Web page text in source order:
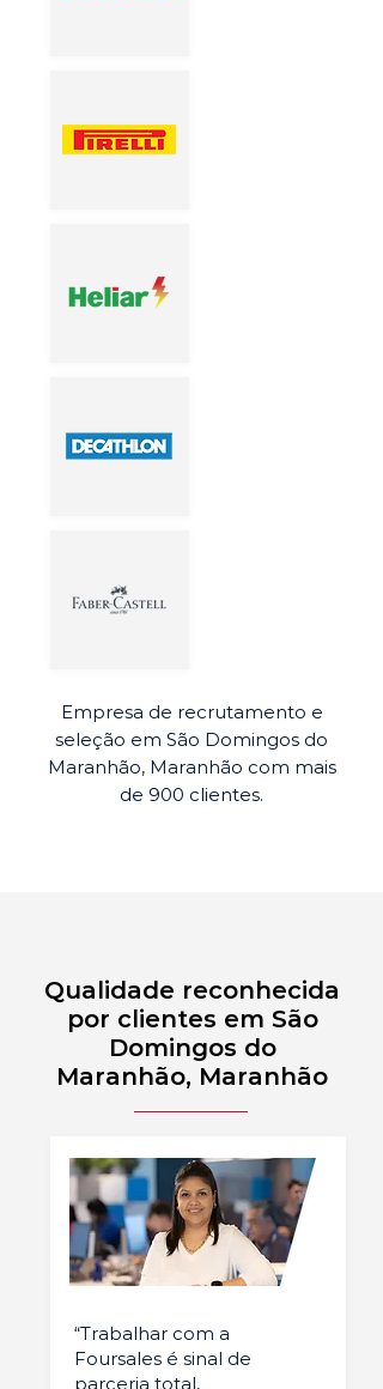
Empresa de recrutamento e
seleção em São Domingos do
Maranhão, Maranhão com mais
de 900 clientes.
Qualidade reconhecida
por clientes em São
Domingos do
Maranhão, Maranhão
“Trabalhar com a
Foursales é sinal de
parceria total,